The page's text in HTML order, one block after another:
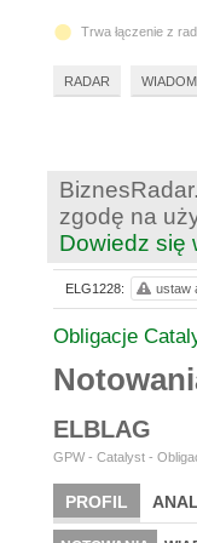
zgodę na
Dowiedz się
Obligacje
ELBLAG
GPW - Catalyst -
PROFIL
ELG1228: ustaw
Trwa łączenie z
RADAR